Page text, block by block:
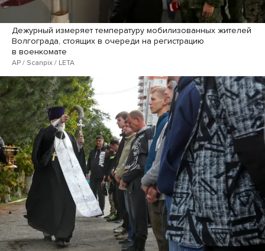
Дежурный измеряет температуру мобилизованных жителей
Волгограда, стоящих в очереди на регистрацию
в военкомате
AP / Scanpix / LETA